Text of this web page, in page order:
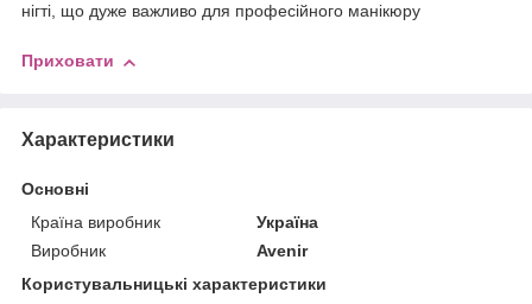
нігті, що дуже важливо для професійного манікюру
Приховати
Характеристики
Основні
Країна виробник
Україна
Виробник
Avenir
Користувальницькі характеристики